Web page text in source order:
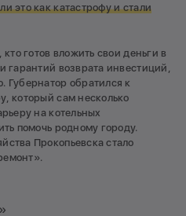
это как катастрофу и стали
готов вложить свои деньги в
гарантий возврата инвестиций,
Губернатор обратился к
который сам несколько
на котельных
помочь родному городу.
Прокопьевска стало